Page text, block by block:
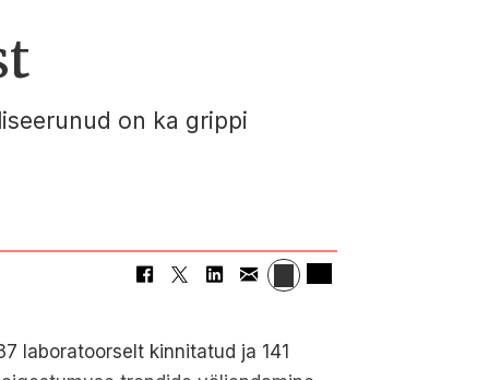
on ka grippi
laboratoorselt kinnitatud ja 141